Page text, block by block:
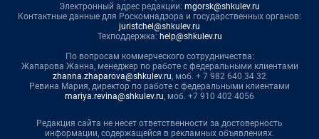
Электронный адрес редакции: mgorsk@shkulev.ru
Контактные данные для Роскомнадзора и государственных органов:
juristchel@shkulev.ru
Техподдержка: help@shkulev.ru
По вопросам коммерческого сотрудничества:
Жапарова Жанна, менеджер по работе с федеральными клиентами
zhanna.zhaparova@shkulev.ru, моб. + 7 982 640 34 32
Ревина Мария, директор по работе с федеральными клиентами
mariya.revina@shkulev.ru, моб. +7 910 402 4056
Редакция сайта не несет ответственности за достоверность
информации, содержащейся в рекламных объявлениях.